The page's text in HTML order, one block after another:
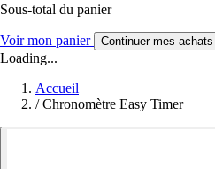
Sous-total du panier
Voir mon panier Continuer mes achats
Loading...
Accueil
/ Chronomètre Easy Timer